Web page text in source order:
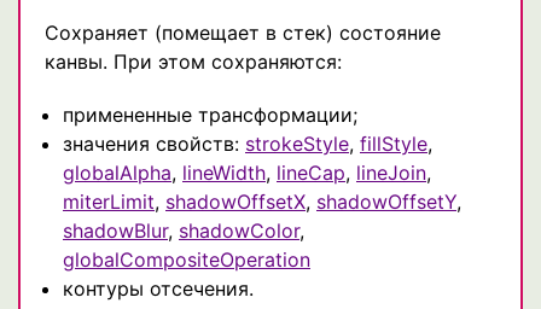
Сохраняет (помещает в стек) состояние
канвы. При этом сохраняются:
примененные трансформации;
значения свойств: strokeStyle, fillStyle,
globalAlpha, lineWidth, lineCap, lineJoin,
miterLimit, shadowOffsetX, shadowOffsetY,
shadowBlur, shadowColor,
globalCompositeOperation
контуры отсечения.